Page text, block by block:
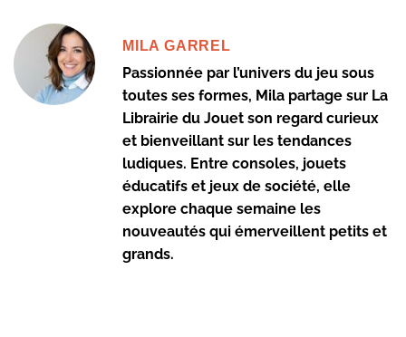
MILA GARREL
Passionnée par l’univers du jeu sous
toutes ses formes, Mila partage sur La
Librairie du Jouet son regard curieux
et bienveillant sur les tendances
ludiques. Entre consoles, jouets
éducatifs et jeux de société, elle
explore chaque semaine les
nouveautés qui émerveillent petits et
grands.